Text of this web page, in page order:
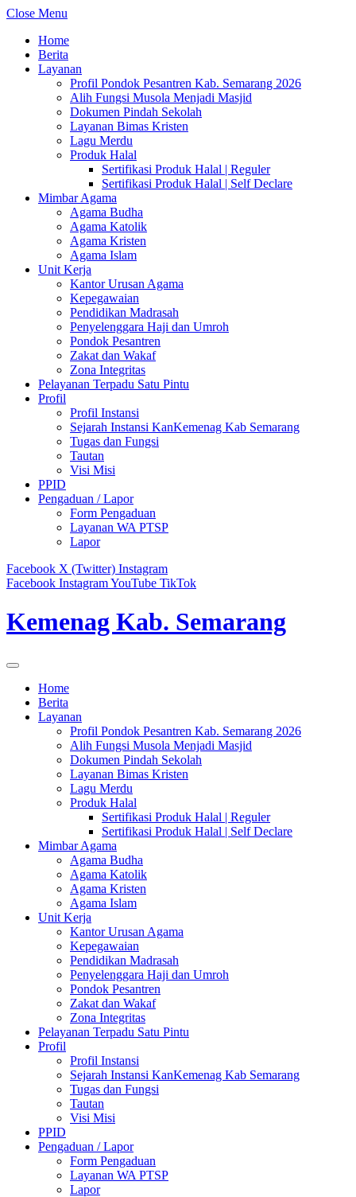
Close Menu
Home
Berita
Layanan
Profil Pondok Pesantren Kab. Semarang 2026
Alih Fungsi Musola Menjadi Masjid
Dokumen Pindah Sekolah
Layanan Bimas Kristen
Lagu Merdu
Produk Halal
Sertifikasi Produk Halal | Reguler
Sertifikasi Produk Halal | Self Declare
Mimbar Agama
Agama Budha
Agama Katolik
Agama Kristen
Agama Islam
Unit Kerja
Kantor Urusan Agama
Kepegawaian
Pendidikan Madrasah
Penyelenggara Haji dan Umroh
Pondok Pesantren
Zakat dan Wakaf
Zona Integritas
Pelayanan Terpadu Satu Pintu
Profil
Profil Instansi
Sejarah Instansi KanKemenag Kab Semarang
Tugas dan Fungsi
Tautan
Visi Misi
PPID
Pengaduan / Lapor
Form Pengaduan
Layanan WA PTSP
Lapor
Facebook X (Twitter) Instagram
Facebook InstagramYouTube TikTok
Kemenag Kab. Semarang
Home
Berita
Layanan
Profil Pondok Pesantren Kab. Semarang 2026
Alih Fungsi Musola Menjadi Masjid
Dokumen Pindah Sekolah
Layanan Bimas Kristen
Lagu Merdu
Produk Halal
Sertifikasi Produk Halal | Reguler
Sertifikasi Produk Halal | Self Declare
Mimbar Agama
Agama Budha
Agama Katolik
Agama Kristen
Agama Islam
Unit Kerja
Kantor Urusan Agama
Kepegawaian
Pendidikan Madrasah
Penyelenggara Haji dan Umroh
Pondok Pesantren
Zakat dan Wakaf
Zona Integritas
Pelayanan Terpadu Satu Pintu
Profil
Profil Instansi
Sejarah Instansi KanKemenag Kab Semarang
Tugas dan Fungsi
Tautan
Visi Misi
PPID
Pengaduan / Lapor
Form Pengaduan
Layanan WA PTSP
Lapor